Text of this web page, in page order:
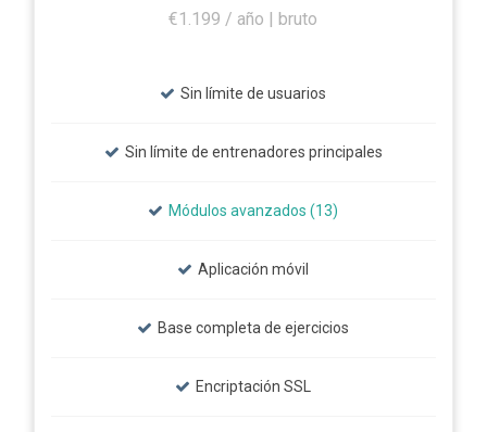
€1.199 / año | bruto
Sin límite de usuarios
Sin límite de entrenadores principales
Módulos avanzados (13)
Aplicación móvil
Base completa de ejercicios
Encriptación SSL